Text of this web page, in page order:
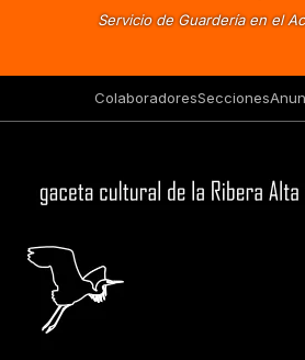
Servicio de Guardería en el
ColaboradoresSecciones